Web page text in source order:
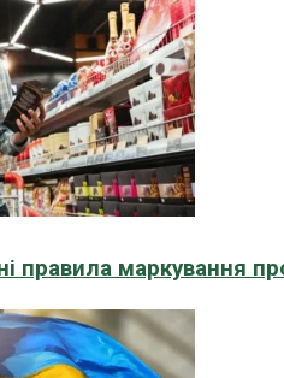
правила маркування